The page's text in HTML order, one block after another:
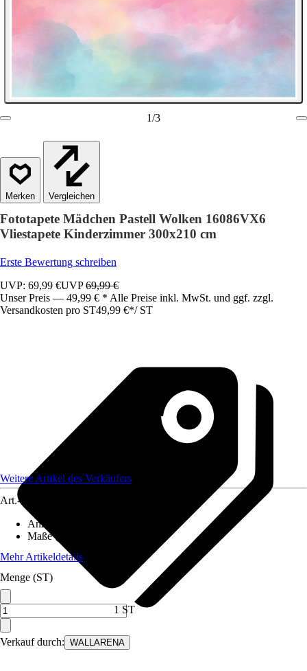
1/3
Vergleichen
Fototapete Mädchen Pastell Wolken 16086VX6
Vliestapete Kinderzimmer 300x210 cm
Erste Bewertung schreiben
UVP: 69,99 €UVP69,99 €
Unser Preis — 49,99 € * Alle Preise inkl. MwSt. und ggf. zzgl.
Versandkosten pro ST49,99 €*/ ST
Verkauf durch: WALLARENA
Weitere Artikel des Verkäufers
Art.-Nr.
Anzahl der Teile
Maße (BxH)
Mehr Artikeldetails
Menge (ST)
1 ST